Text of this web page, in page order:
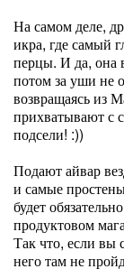
На самом деле,
икра, где самый
перцы. И да, она
потом за уши не
возвращаясь из
прихватывают с
подсели! :))
Подают айвар
и самые
будет
продуктовом
Так что, если
него там не